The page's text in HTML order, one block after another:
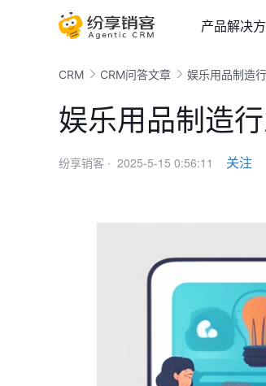
产品解决
CRM CRM问答文章 娱乐用品制造
娱乐用品制造
纷享销客 · 2025-5-15 0:56:11 关注